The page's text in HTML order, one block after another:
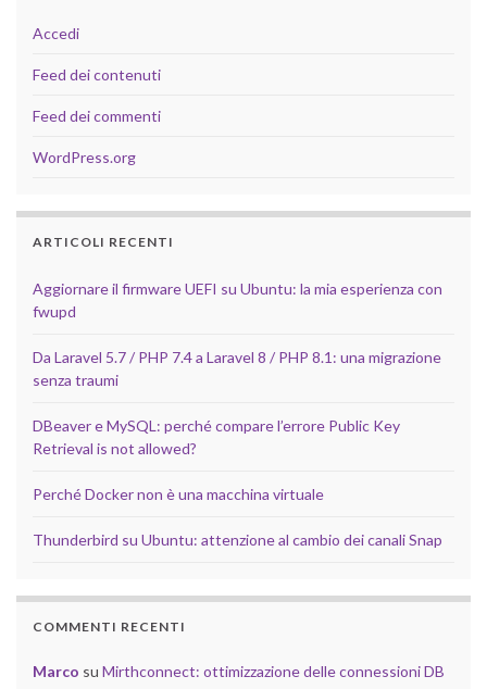
Accedi
Feed dei contenuti
Feed dei commenti
WordPress.org
ARTICOLI RECENTI
Aggiornare il firmware UEFI su Ubuntu: la mia esperienza con
fwupd
Da Laravel 5.7 / PHP 7.4 a Laravel 8 / PHP 8.1: una migrazione
senza traumi
DBeaver e MySQL: perché compare l’errore Public Key
Retrieval is not allowed?
Perché Docker non è una macchina virtuale
Thunderbird su Ubuntu: attenzione al cambio dei canali Snap
COMMENTI RECENTI
Marco su Mirthconnect: ottimizzazione delle connessioni DB